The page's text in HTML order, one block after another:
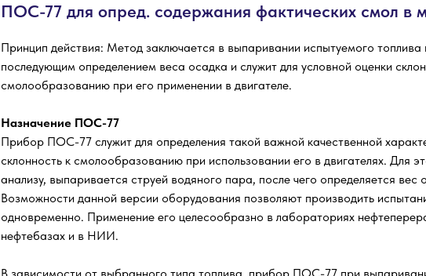
ПОС-77 для опред. содержания фактических смол в
Принцип действия: Метод заключается в выпаривании испытуемого
последующим определением веса осадка и служит для условной оценки
смолообразованию при его применении в двигателе.
Назначение ПОС-77
Прибор ПОС-77 служит для определения такой важной качественной
склонность к смолообразованию при использовании его в двигателях. Для
анализу, выпаривается струей водяного пара, после чего определяется вес
Возможности данной версии оборудования позволяют производить
одновременно. Применение его целесообразно в лабораториях
нефтебазах и в НИИ.